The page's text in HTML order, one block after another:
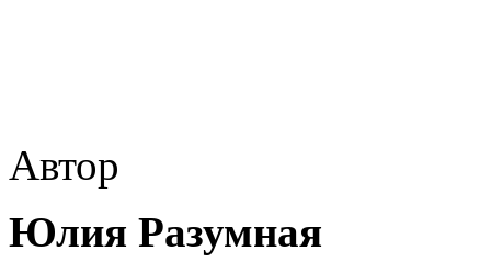
Автор
Юлия Разумная